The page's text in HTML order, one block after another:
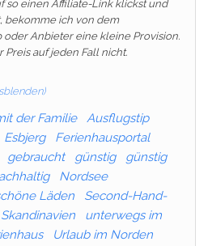
so einen Affiliate-Link klickst und
bekomme ich von dem
Anbieter eine kleine Provision.
auf jeden Fall nicht.
der Familie
Ausflugstip
Esbjerg
Ferienhausportal
gebraucht günstig
günstig
Nordsee
Läden
Second-Hand-
Skandinavien
unterwegs im
Urlaub im Norden